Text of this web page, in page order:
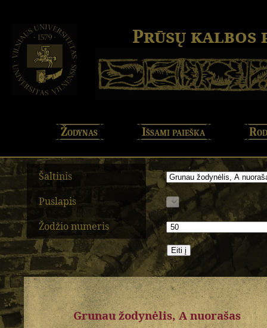
Prūsų kalbos
Žodynas Išsami paieška
Šaltinis
Puslapis
Žodžio numeris
Grunau žodynėlis, A nuorašas